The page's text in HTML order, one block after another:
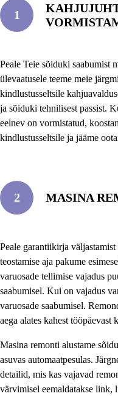
1
Peale Teie sõiduki saabumist
ülevaatusele teeme meie
kindlustusseltsile
ja sõiduki tehnilisest passist.
eelnev on vormistatud,
kindlustusseltsile ja jääme
2 MASINA
Peale garantiikirja
teostamise aja pakume
varuosade tellimise vajadus
saabumisel. Kui on vajadus
varuosade saabumisel.
aega alates kahest tööpäevast
Masina remonti alustame
asuvas automaatpesulas.
detailid, mis kas vajavad
värvimisel eemaldatakse link,